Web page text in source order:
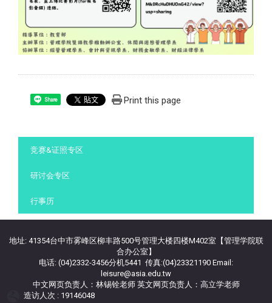
Share Print this page
竞赛&证照专区
研讨会专区
行事历
地址: 41354台中市雾峰区柳丰路500号管理大楼四楼M402室【管理学院联
合办公室】
电话: (04)2332-3456分机5441 传真:(04)23321190 Email:
leisure@asia.edu.tw
中文网页负责人：林锡铨老师 英文网页负责人：高立学老师
造访人次 : 19146048